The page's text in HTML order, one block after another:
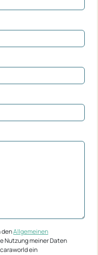
denAllgemeinen
Nutzung meiner Daten
ein